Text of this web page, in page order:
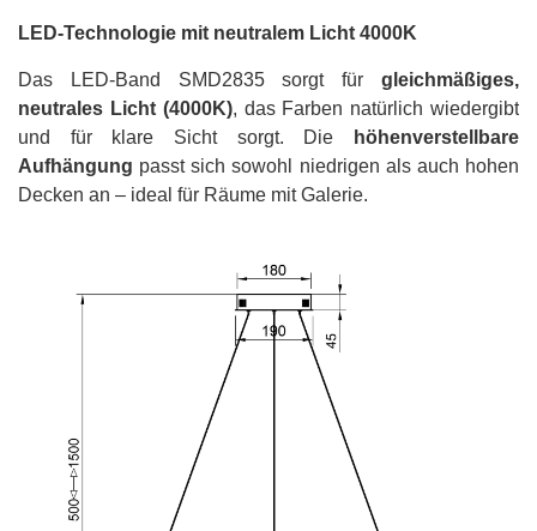
LED-Technologie mit neutralem Licht 4000K
Das LED-Band SMD2835 sorgt für gleichmäßiges,
neutrales Licht (4000K), das Farben natürlich wiedergibt
und für klare Sicht sorgt. Die
höhenverstellbare
Aufhängung passt sich sowohl niedrigen als auch hohen
Decken an – ideal für Räume mit Galerie.